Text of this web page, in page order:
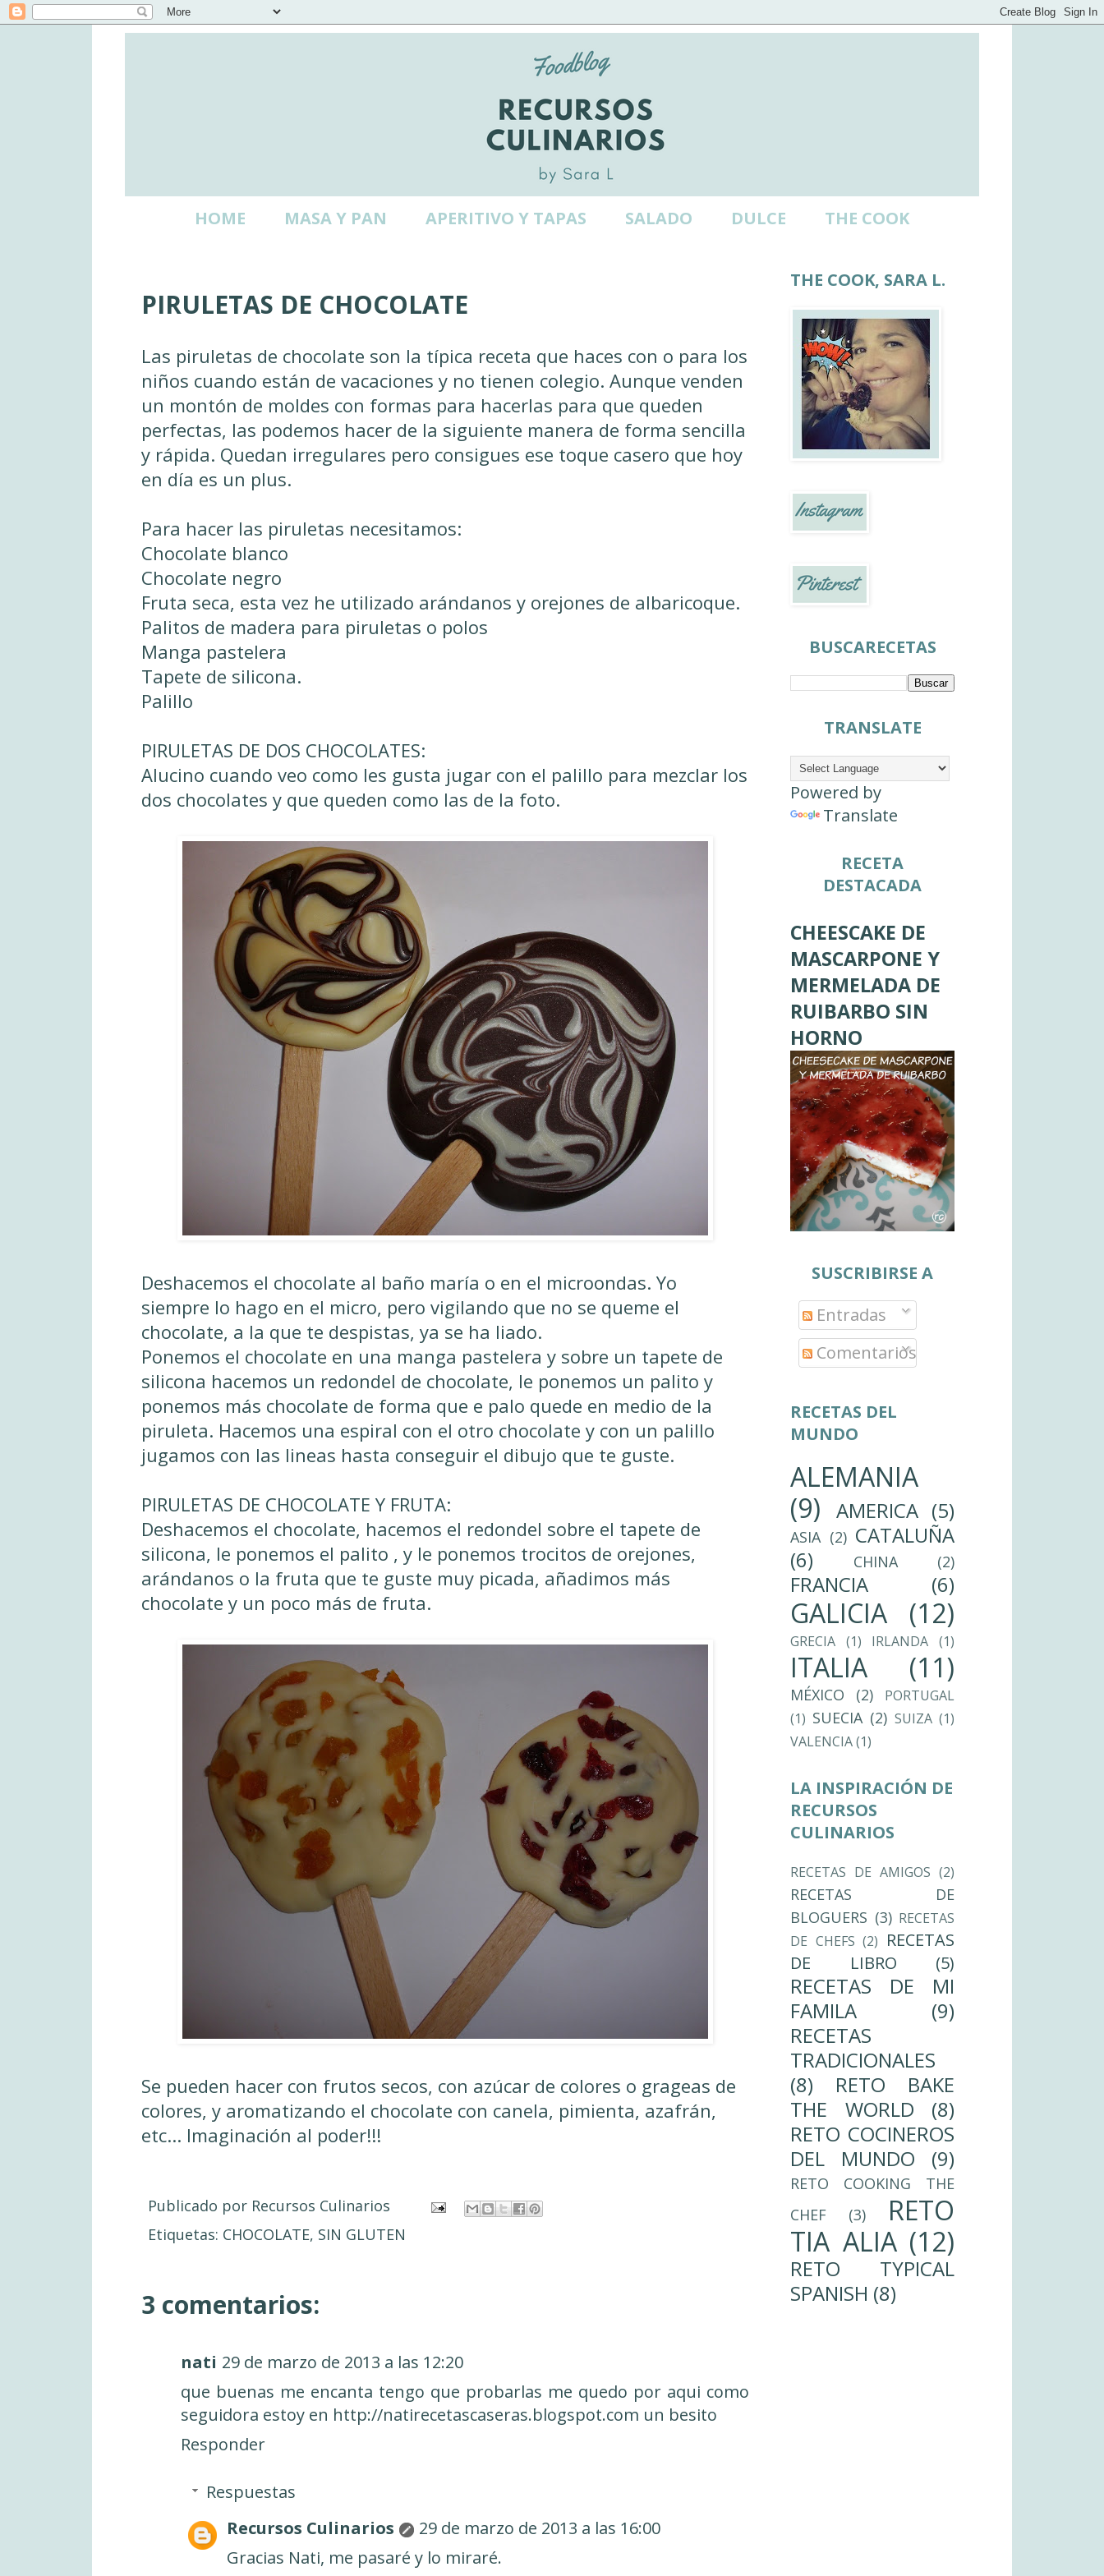
HOME MASA Y PAN APERITIVO Y TAPAS SALADO DULCE THE COOK
PIRULETAS DE CHOCOLATE
Las piruletas de chocolate son la típica receta que haces con o para los
niños cuando están de vacaciones y no tienen colegio. Aunque venden
un montón de moldes con formas para hacerlas para que queden
perfectas, las podemos hacer de la siguiente manera de forma sencilla
y rápida. Quedan irregulares pero consigues ese toque casero que hoy
en día es un plus.
Para hacer las piruletas necesitamos:
Chocolate blanco
Chocolate negro
Fruta seca, esta vez he utilizado arándanos y orejones de albaricoque.
Palitos de madera para piruletas o polos
Manga pastelera
Tapete de silicona.
Palillo
PIRULETAS DE DOS CHOCOLATES:
Alucino cuando veo como les gusta jugar con el palillo para mezclar los
dos chocolates y que queden como las de la foto.
Deshacemos el chocolate al baño maría o en el microondas. Yo
siempre lo hago en el micro, pero vigilando que no se queme el
chocolate, a la que te despistas, ya se ha liado.
Ponemos el chocolate en una manga pastelera y sobre un tapete de
silicona hacemos un redondel de chocolate, le ponemos un palito y
ponemos más chocolate de forma que e palo quede en medio de la
piruleta. Hacemos una espiral con el otro chocolate y con un palillo
jugamos con las lineas hasta conseguir el dibujo que te guste.
PIRULETAS DE CHOCOLATE Y FRUTA:
Deshacemos el chocolate, hacemos el redondel sobre el tapete de
silicona, le ponemos el palito , y le ponemos trocitos de orejones,
arándanos o la fruta que te guste muy picada, añadimos más
chocolate y un poco más de fruta.
Se pueden hacer con frutos secos, con azúcar de colores o grageas de
colores, y aromatizando el chocolate con canela, pimienta, azafrán,
etc... Imaginación al poder!!!
Publicado por Recursos Culinarios
Etiquetas: CHOCOLATE, SIN GLUTEN
3 comentarios:
nati 29 de marzo de 2013 a las 12:20
que buenas me encanta tengo que probarlas me quedo por aqui como
seguidora estoy en http://natirecetascaseras.blogspot.com un besito
Responder
Respuestas
Recursos Culinarios
29 de marzo de 2013 a las 16:00
Gracias Nati, me pasaré y lo miraré.
THE COOK, SARA L.
BUSCARECETAS
TRANSLATE
Powered by
Translate
RECETA
DESTACADA
CHEESCAKE DE
MASCARPONE Y
MERMELADA DE
RUIBARBO SIN
HORNO
SUSCRIBIRSE A
Entradas
Comentarios
RECETAS DEL
MUNDO
ALEMANIA
(9)
AMERICA (5)
ASIA (2) CATALUÑA
(6)
CHINA (2)
FRANCIA (6)
GALICIA (12)
GRECIA (1) IRLANDA (1)
ITALIA (11)
MÉXICO (2)
PORTUGAL
(1) SUECIA (2) SUIZA (1)
VALENCIA(1)
LA INSPIRACIÓN DE
RECURSOS
CULINARIOS
RECETAS DE AMIGOS (2)
RECETAS DE
BLOGUERS (3) RECETAS
DE CHEFS (2) RECETAS
DE LIBRO
(5)
RECETAS DE MI
FAMILA
(9)
RECETAS
TRADICIONALES
(8)
RETO BAKE
THE WORLD
(8)
RETO COCINEROS
DEL MUNDO
(9)
RETO COOKING THE
CHEF
(3)
RETO
TIA ALIA (12)
RETO TYPICAL
SPANISH (8)